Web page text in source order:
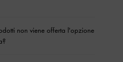
non viene offerta l'opzione